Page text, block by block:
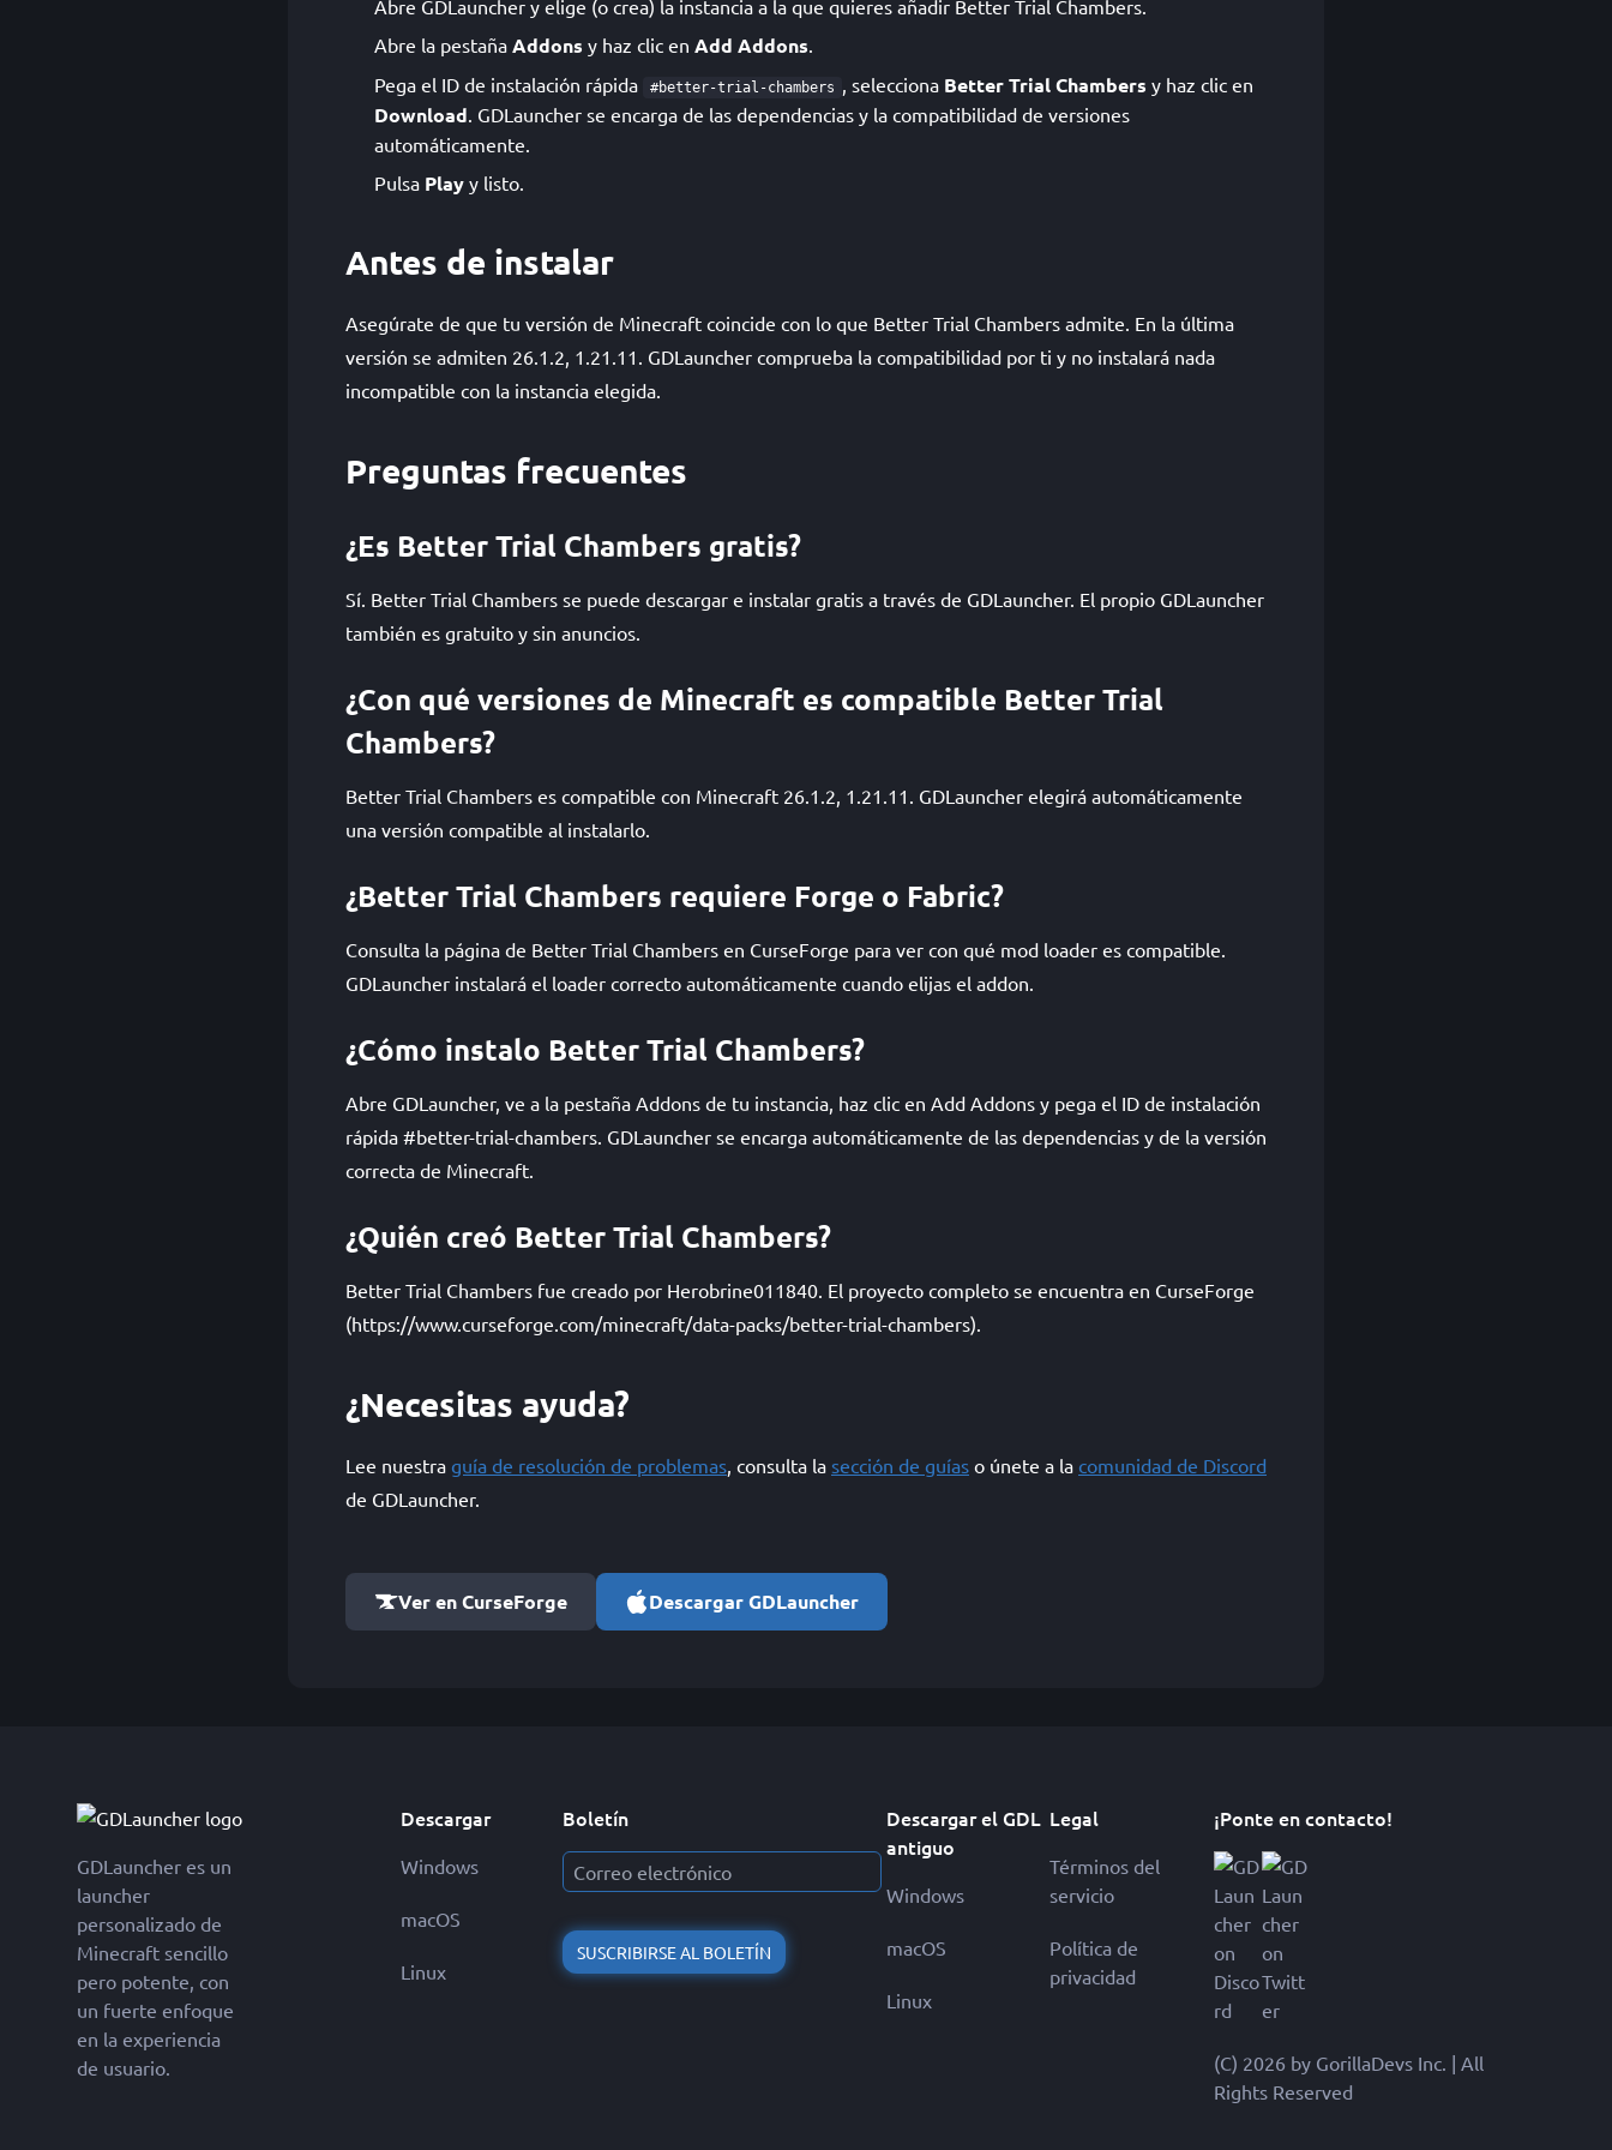
Abre GDLauncher y elige (o crea) la instancia a la que quieres añadir Better Trial Chambers.
Abre la pestaña Addons y haz clic en Add Addons.
Pega el ID de instalación rápida
#better-trial-chambers , selecciona Better Trial Chambers y haz clic en
Download. GDLauncher se encarga de las dependencias y la compatibilidad de versiones
automáticamente.
Pulsa Play y listo.
Antes de instalar
Asegúrate de que tu versión de Minecraft coincide con lo que Better Trial Chambers admite. En la última
versión se admiten 26.1.2, 1.21.11. GDLauncher comprueba la compatibilidad por ti y no instalará nada
incompatible con la instancia elegida.
Preguntas frecuentes
¿Es Better Trial Chambers gratis?
Sí. Better Trial Chambers se puede descargar e instalar gratis a través de GDLauncher. El propio GDLauncher
también es gratuito y sin anuncios.
¿Con qué versiones de Minecraft es compatible Better Trial
Chambers?
Better Trial Chambers es compatible con Minecraft 26.1.2, 1.21.11. GDLauncher elegirá automáticamente
una versión compatible al instalarlo.
¿Better Trial Chambers requiere Forge o Fabric?
Consulta la página de Better Trial Chambers en CurseForge para ver con qué mod loader es compatible.
GDLauncher instalará el loader correcto automáticamente cuando elijas el addon.
¿Cómo instalo Better Trial Chambers?
Abre GDLauncher, ve a la pestaña Addons de tu instancia, haz clic en Add Addons y pega el ID de instalación
rápida #better-trial-chambers. GDLauncher se encarga automáticamente de las dependencias y de la versión
correcta de Minecraft.
¿Quién creó Better Trial Chambers?
Better Trial Chambers fue creado por Herobrine011840. El proyecto completo se encuentra en CurseForge
(https://www.curseforge.com/minecraft/data-packs/better-trial-chambers).
¿Necesitas ayuda?
Lee nuestra guía de resolución de problemas, consulta la sección de guías o únete a la comunidad de Discord
de GDLauncher.
Ver en CurseForge Descargar GDLauncher
GDLauncher es un
launcher
personalizado de
Minecraft sencillo
pero potente, con
un fuerte enfoque
en la experiencia
de usuario.
Descargar
Windows
macOS
Linux
Boletín
SUSCRIBIRSE AL BOLETÍN
Descargar el GDL
antiguo
Windows
macOS
Linux
Legal
Términos del
servicio
Política de
privacidad
¡Ponte en contacto!
(C) 2026 by GorillaDevs Inc. | All
Rights Reserved